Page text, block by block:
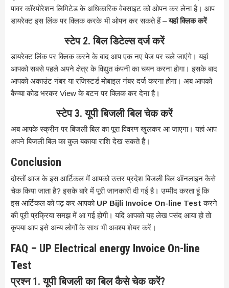
पावर कॉरपोरेशन लिमिटेड के अधिकारिक वेबसाइट को ओपन कर लेना है। आप
डायरेक्ट इस लिंक पर क्लिक करके भी ओपन कर सकते हैं –यहां क्लिक करें
स्टेप 2.बिल डिटेल्स दर्ज करें
डायरेक्ट लिंक पर क्लिक करने के बाद आप एक नए पेज पर चले जाएंगे। यहां
आपको सबसे पहले अपने क्षेत्र के विद्युत कंपनी का चयन करना होगा। इसके बाद
आपको अकाउंट नंबर या रजिस्टर्ड मोबाइल नंबर दर्ज करना होगा। अब आपको
कैप्चा कोड भरकर View के बटन पर क्लिक कर देना है।
स्टेप3.यूपी बिजली बिल चेक करें
अब आपके स्क्रीन पर बिजली बिल का पूरा विवरण खुलकर आ जाएगा। यहां आप
अपने बिजली बिल का कुल बकाया राशि देख सकते हैं।
Conclusion
दोस्तों आज के इस आर्टिकल में आपको उत्तर प्रदेश बिजली बिल ऑनलाइन कैसे
चेक किया जाता है? इसके बारे में पूरी जानकारी दी गई है। उम्मीद करता हूं कि
इस आर्टिकल को पढ़ कर आपको UP Bijli Invoice On-line Test करने
की पूरी प्रक्रिया समझ में आ गई होगी। यदि आपको यह लेख पसंद आया हो तो
कृपया आप इसे अन्य लोगों के साथ भी अवश्य शेयर करें।
FAQ – UP Electrical energy Invoice On-line
Test
प्रश्न 1. यूपी बिजली का बिल कैसे चेक करें?